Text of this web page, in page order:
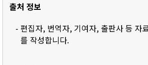
출처 정보
- 편집자, 번역자, 기여자, 출판사 등 자
를 작성합니다.